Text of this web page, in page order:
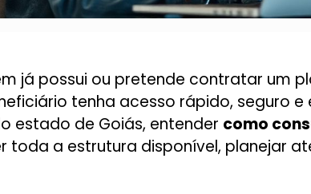
já possui ou pretende contratar um
tenha acesso rápido, seguro
estado de Goiás, entender como
a estrutura disponível, planejar